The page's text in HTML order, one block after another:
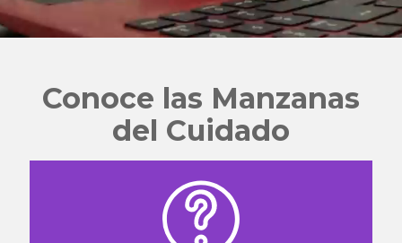
Conoce las Manzanas
del Cuidado